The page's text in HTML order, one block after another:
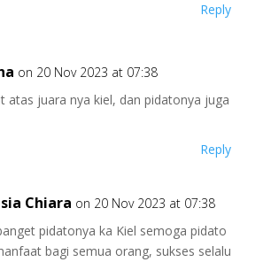
Reply
on 20 Nov 2023 at 07:38
atas juara nya kiel, dan pidatonya juga
Reply
Chiara on 20 Nov 2023 at 07:38
pidatonya ka Kiel semoga pidato
bagi semua orang, sukses selalu